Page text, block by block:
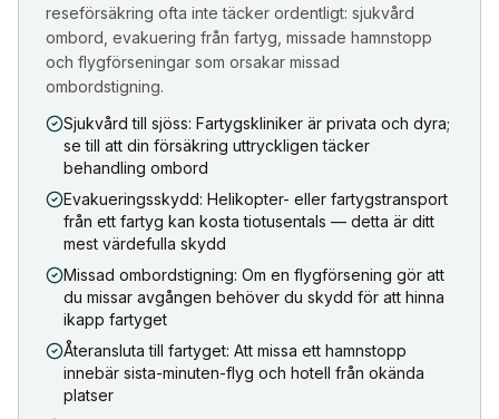
reseförsäkring ofta inte täcker ordentligt: sjukvård
ombord, evakuering från fartyg, missade hamnstopp
och flygförseningar som orsakar missad
ombordstigning.
Sjukvård till sjöss: Fartygskliniker är privata och dyra;
se till att din försäkring uttryckligen täcker
behandling ombord
Evakueringsskydd: Helikopter- eller fartygstransport
från ett fartyg kan kosta tiotusentals — detta är ditt
mest värdefulla skydd
Missad ombordstigning: Om en flygförsening gör att
du missar avgången behöver du skydd för att hinna
ikapp fartyget
Återansluta till fartyget: Att missa ett hamnstopp
innebär sista-minuten-flyg och hotell från okända
platser